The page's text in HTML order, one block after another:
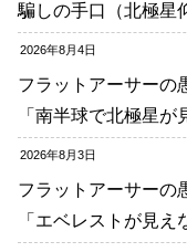
騙しの手口（北極星
2026年8月4日
フラットアーサーの
「南半球で北極星が
2026年8月3日
フラットアーサーの
「エベレストが見え